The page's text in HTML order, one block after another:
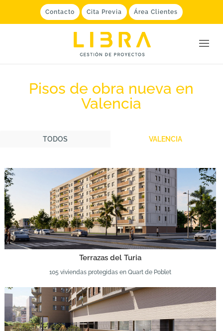
Contacto Cita Previa Área Clientes
Pisos de obra nueva en
Valencia
TODOS VALENCIA
Terrazas del Turia
105 viviendas protegidas en Quart de Poblet